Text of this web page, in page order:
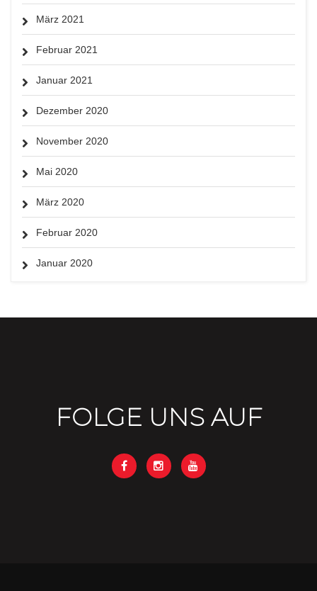
März 2021
Februar 2021
Januar 2021
Dezember 2020
November 2020
Mai 2020
März 2020
Februar 2020
Januar 2020
FOLGE UNS AUF